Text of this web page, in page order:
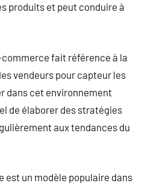
produits et peut conduire à
fait référence à la
vendeurs pour capteur les
dans cet environnement
de élaborer des stratégies
aux tendances du
est un modèle populaire dans